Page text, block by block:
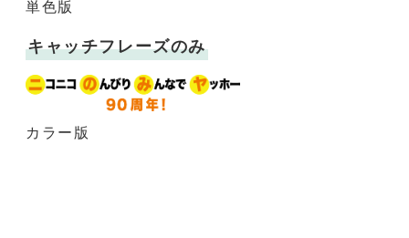
単色版
キャッチフレーズのみ
カラー版